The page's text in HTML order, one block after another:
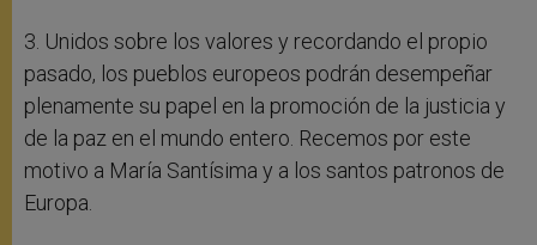
3. Unidos sobre los valores y recordando el propio
pasado, los pueblos europeos podrán desempeñar
plenamente su papel en la promoción de la justicia y
de la paz en el mundo entero. Recemos por este
motivo a María Santísima y a los santos patronos de
Europa.